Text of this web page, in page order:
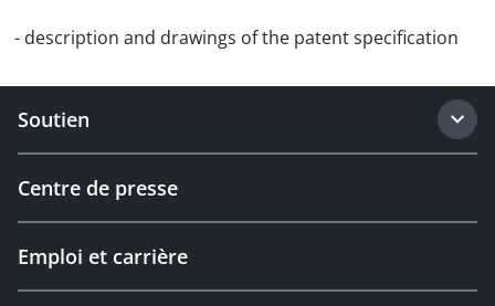
- description and drawings of the patent specification
Soutien
Centre de presse
Emploi et carrière